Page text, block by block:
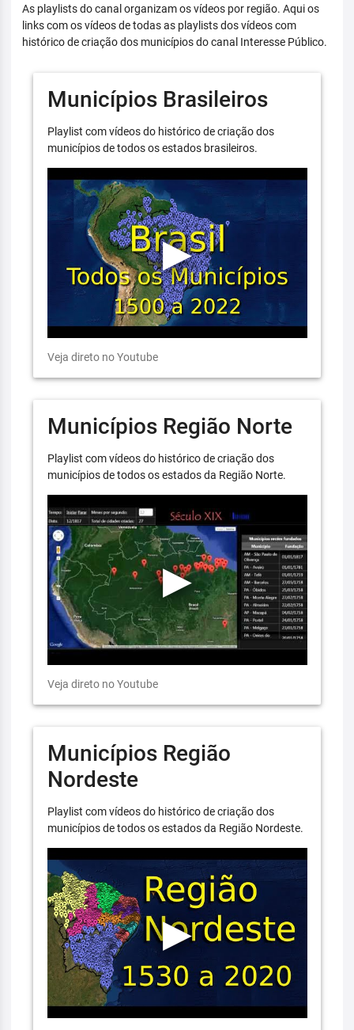
As playlists do canal organizam os vídeos por região. Aqui os
links com os vídeos de todas as playlists dos vídeos com
histórico de criação dos municípios do canal Interesse Público.
Municípios Brasileiros
Playlist com vídeos do histórico de criação dos
municípios de todos os estados brasileiros.
Veja direto no Youtube
Municípios Região Norte
Playlist com vídeos do histórico de criação dos
municípios de todos os estados da Região Norte.
Veja direto no Youtube
Municípios Região
Nordeste
Playlist com vídeos do histórico de criação dos
municípios de todos os estados da Região Nordeste.